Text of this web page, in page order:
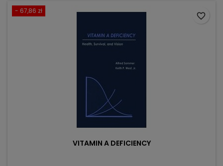
- 67,86 zł
VITAMIN A DEFICIENCY
favorite_border